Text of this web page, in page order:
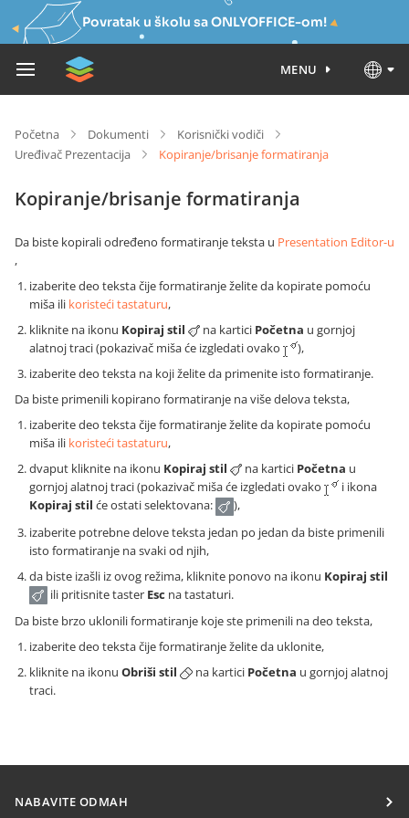
Povratak u školu sa ONLYOFFICE-om!
MENU
Početna Dokumenti
Korisnički vodiči
Uređivač Prezentacija
Kopiranje/brisanje formatiranja
Kopiranje/brisanje formatiranja
Da biste kopirali određeno formatiranje teksta u Presentation Editor-u
,
izaberite deo teksta čije formatiranje želite da kopirate pomoću
miša ili koristeći tastaturu,
kliknite na ikonu Kopiraj stil na kartici Početna u gornjoj
alatnoj traci (pokazivač miša će izgledati ovako
),
izaberite deo teksta na koji želite da primenite isto formatiranje.
Da biste primenili kopirano formatiranje na više delova teksta,
izaberite deo teksta čije formatiranje želite da kopirate pomoću
miša ili koristeći tastaturu,
dvaput kliknite na ikonu Kopiraj stil na kartici Početna u
gornjoj alatnoj traci (pokazivač miša će izgledati ovako
i ikona
Kopiraj stil će ostati selektovana:
),
izaberite potrebne delove teksta jedan po jedan da biste primenili
isto formatiranje na svaki od njih,
da biste izašli iz ovog režima, kliknite ponovo na ikonu Kopiraj stil
ili pritisnite taster Esc na tastaturi.
Da biste brzo uklonili formatiranje koje ste primenili na deo teksta,
izaberite deo teksta čije formatiranje želite da uklonite,
kliknite na ikonu Obriši stil na kartici Početna u gornjoj alatnoj
traci.
NABAVITE ODMAH